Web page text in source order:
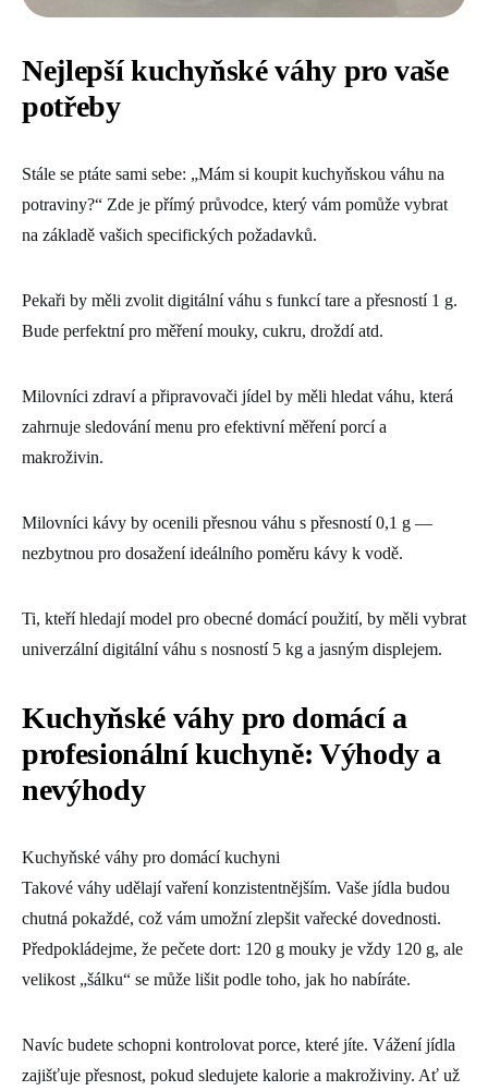
Nejlepší kuchyňské váhy pro vaše
potřeby
Stále se ptáte sami sebe: „Mám si koupit kuchyňskou váhu na
potraviny?“ Zde je přímý průvodce, který vám pomůže vybrat
na základě vašich specifických požadavků.
Pekaři by měli zvolit digitální váhu s funkcí tare a přesností 1 g.
Bude perfektní pro měření mouky, cukru, droždí atd.
Milovníci zdraví a připravovači jídel by měli hledat váhu, která
zahrnuje sledování menu pro efektivní měření porcí a
makroživin.
Milovníci kávy by ocenili přesnou váhu s přesností 0,1 g ―
nezbytnou pro dosažení ideálního poměru kávy k vodě.
Ti, kteří hledají model pro obecné domácí použití, by měli vybrat
univerzální digitální váhu s nosností 5 kg a jasným displejem.
Kuchyňské váhy pro domácí a
profesionální kuchyně: Výhody a
nevýhody
Kuchyňské váhy pro domácí kuchyni
Takové váhy udělají vaření konzistentnějším. Vaše jídla budou
chutná pokaždé, což vám umožní zlepšit vařecké dovednosti.
Předpokládejme, že pečete dort: 120 g mouky je vždy 120 g, ale
velikost „šálku“ se může lišit podle toho, jak ho nabíráte.
Navíc budete schopni kontrolovat porce, které jíte. Vážení jídla
zajišťuje přesnost, pokud sledujete kalorie a makroživiny. Ať už